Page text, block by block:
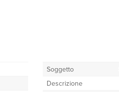
Soggetto
Descrizione